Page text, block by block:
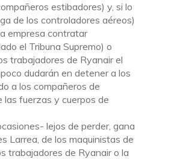
estibadores) y, si lo
de los controladores aéreos)
empresa contratar
el Tribuna Supremo) o
trabajadores de Ryanair el
dudarán en detener a los
a los compañeros de
las fuerzas y cuerpos de
lejos de perder, gana
Larrea, de los maquinistas de
trabajadores de Ryanair o la